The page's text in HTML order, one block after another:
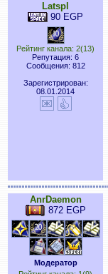
Latspl
90 EGP
Рейтинг канала: 2(13)
Репутация: 6
Сообщения: 812
Зарегистрирован:
08.01.2014
AnrDaemon
872 EGP
Модератор